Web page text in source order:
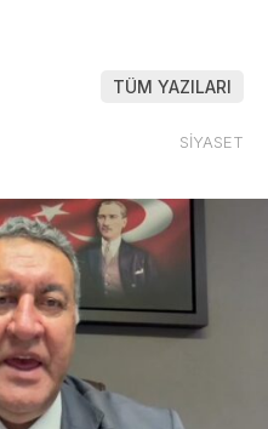
TÜM YAZILARI
SİYASET